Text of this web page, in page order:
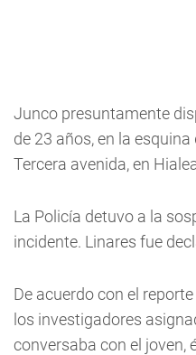
Junco presuntamente
de 23 años, en la
Tercera avenida, en
La Policía detuvo a la
incidente. Linares fue
De acuerdo con el
los investigadores
conversaba con el joven,